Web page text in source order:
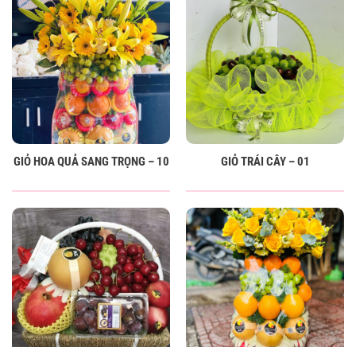
GIỎ HOA QUẢ SANG TRỌNG – 10 GIỎ TRÁI CÂY – 01